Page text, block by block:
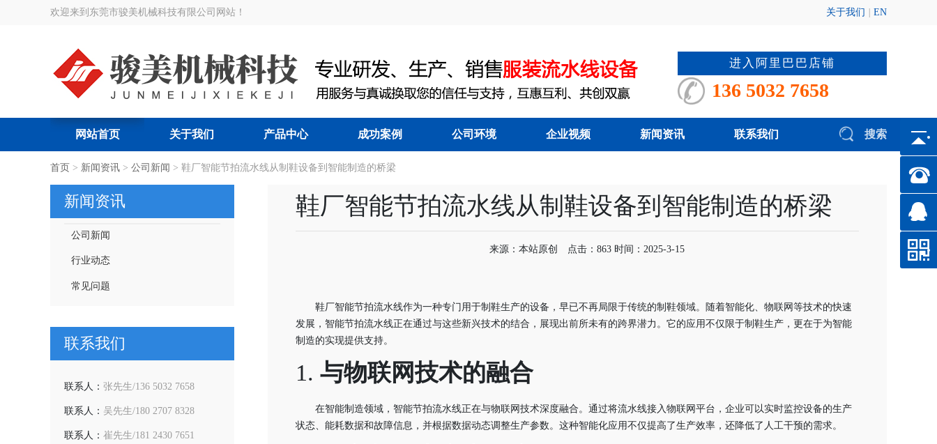
欢迎来到东莞市骏美机械科技有限公司网站！ 关于我们 EN
进入阿里巴巴店铺
136 5032 7658
网站首页 关于我们 产品中心 成功案例 公司环境 企业视频 新闻资讯 联系我们 搜索
搜索关键词: 智能节拍流水线 | 智能吊挂流水线 | 服装厂智能节拍流水线 | 服装吊挂流水线
首页 > 新闻资讯 > 公司新闻 > 鞋厂智能节拍流水线从制鞋设备到智能制造的桥梁
鞋厂智能节拍流水线从制鞋设备到智能制造的桥梁
来源：本站原创 点击：863 时间：2025-3-15
鞋厂智能节拍流水线作为一种专门用于制鞋生产的设备，早已不再局限于传统的制鞋领域。随着智能化、物联网等技术的快速
发展，智能节拍流水线正在通过与这些新兴技术的结合，展现出前所未有的跨界潜力。它的应用不仅限于制鞋生产，更在于为智能
制造的实现提供支持。
1. 与物联网技术的融合
在智能制造领域，智能节拍流水线正在与物联网技术深度融合。通过将流水线接入物联网平台，企业可以实时监控设备的生产
状态、能耗数据和故障信息，并根据数据动态调整生产参数。这种智能化应用不仅提高了生产效率，还降低了人工干预的需求。
新闻资讯
公司新闻
行业动态
常见问题
联系我们
联系人： 张先生/136 5032 7658
联系人： 吴先生/180 2707 8328
联系人： 崔先生/181 2430 7651